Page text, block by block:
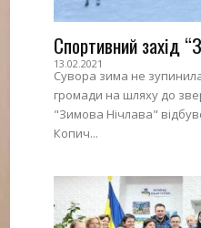
Спортивний захід
13.02.2021
Сувора зима не
громади на шляху до
"Зимова Нічлава"
Копич...